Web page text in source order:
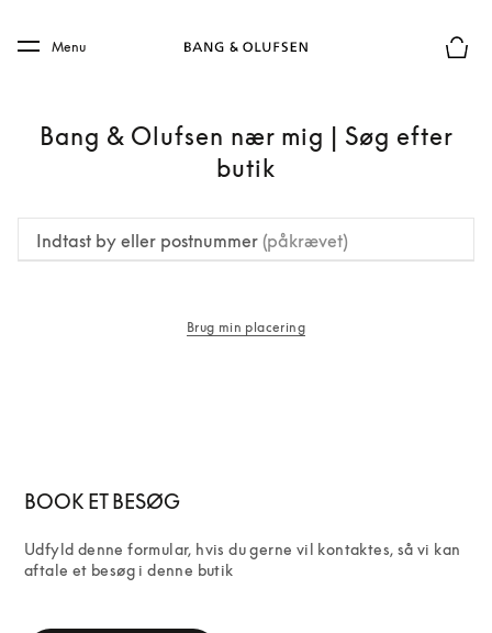
Skip to main footer
Menu
Bang & Olufsen nær mig | Søg efter
butik
Indtast by eller postnummer (påkrævet)
Brug min placering
BOOK ET BESØG
Udfyld denne formular, hvis du gerne vil kontaktes, så vi kan
aftale et besøg i denne butik